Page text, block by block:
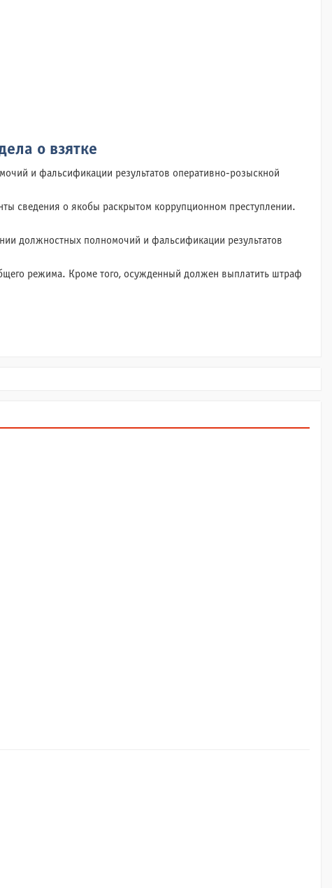
о взятке
и фальсификации результатов оперативно-розыскной
сведения о якобы раскрытом коррупционном преступлении.
должностных полномочий и фальсификации результатов
режима. Кроме того, осужденный должен выплатить штраф